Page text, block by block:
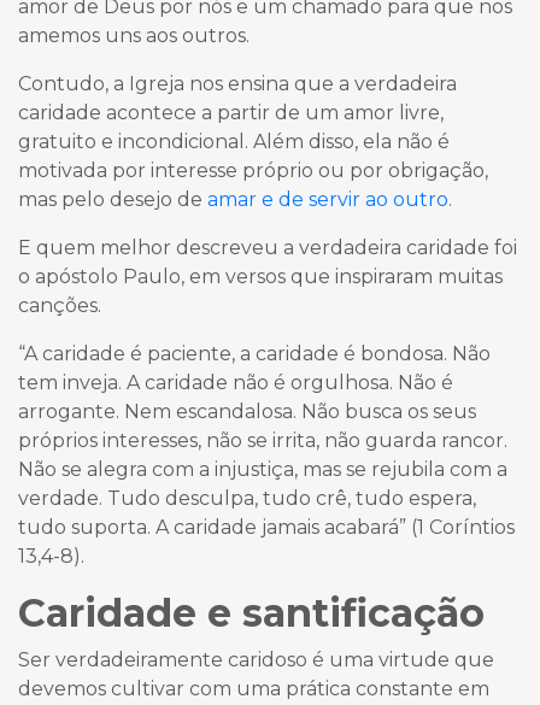
amor de Deus por nós e um chamado para que nos
amemos uns aos outros.
Contudo, a Igreja nos ensina que a verdadeira
caridade acontece a partir de um amor livre,
gratuito e incondicional. Além disso, ela não é
motivada por interesse próprio ou por obrigação,
mas pelo desejo de amar e de servir ao outro.
E quem melhor descreveu a verdadeira caridade foi
o apóstolo Paulo, em versos que inspiraram muitas
canções.
“A caridade é paciente, a caridade é bondosa. Não
tem inveja. A caridade não é orgulhosa. Não é
arrogante. Nem escandalosa. Não busca os seus
próprios interesses, não se irrita, não guarda rancor.
Não se alegra com a injustiça, mas se rejubila com a
verdade. Tudo desculpa, tudo crê, tudo espera,
tudo suporta. A caridade jamais acabará” (1 Coríntios
13,4-8).
Caridade e santificação
Ser verdadeiramente caridoso é uma virtude que
devemos cultivar com uma prática constante em